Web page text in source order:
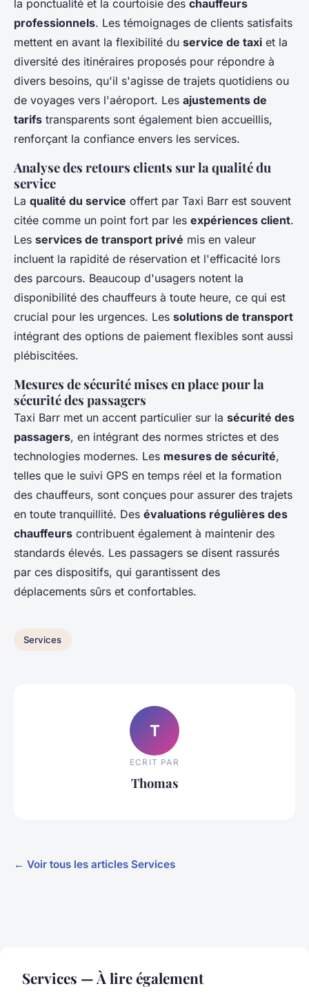
la ponctualité et la courtoisie des chauffeurs
professionnels. Les témoignages de clients satisfaits
mettent en avant la flexibilité du service de taxi et la
diversité des itinéraires proposés pour répondre à
divers besoins, qu'il s'agisse de trajets quotidiens ou
de voyages vers l'aéroport. Les ajustements de
tarifs transparents sont également bien accueillis,
renforçant la confiance envers les services.
Analyse des retours clients sur la qualité du
service
La qualité du service offert par Taxi Barr est souvent
citée comme un point fort par les expériences client.
Les services de transport privé mis en valeur
incluent la rapidité de réservation et l'efficacité lors
des parcours. Beaucoup d'usagers notent la
disponibilité des chauffeurs à toute heure, ce qui est
crucial pour les urgences. Les solutions de transport
intégrant des options de paiement flexibles sont aussi
plébiscitées.
Mesures de sécurité mises en place pour la
sécurité des passagers
Taxi Barr met un accent particulier sur la sécurité des
passagers, en intégrant des normes strictes et des
technologies modernes. Les mesures de sécurité,
telles que le suivi GPS en temps réel et la formation
des chauffeurs, sont conçues pour assurer des trajets
en toute tranquillité. Des évaluations régulières des
chauffeurs contribuent également à maintenir des
standards élevés. Les passagers se disent rassurés
par ces dispositifs, qui garantissent des
déplacements sûrs et confortables.
Services
T
ECRIT PAR
Thomas
← Voir tous les articles Services
Services — À lire également